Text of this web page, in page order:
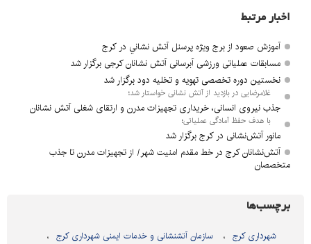
اخبار مرتبط
آموزش صعود از برج ویژه پرسنل آتش نشاني در كرج
مسابقات عملیاتی ورزشی آبرسانی آتش نشانان کرجی برگزار شد
نخستین دوره تخصصی تهویه و تخلیه دود برگزار شد
غلامرضایی در بازدید از آتش نشانی خواستار شد؛
جذب نیروی انسانی، خریداری تجهیزات مدرن و ارتقای شغلی آتش نشانان
با هدف حفظ آمادگی عملیاتی؛
مانور آتش‌نشانی در کرج برگزار شد
آتش‌نشانان کرج در خط مقدم امنیت شهر/ از تجهیزات مدرن تا جذب
متخصصان
برچسب‌ها
شهرداری کرج
سازمان آتشنشانی و خدمات ایمنی شهرداری کرج